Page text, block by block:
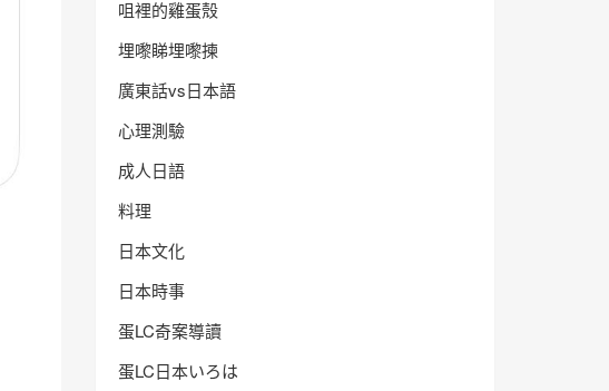
咀裡的雞蛋殼
埋嚟睇埋嚟揀
廣東話vs日本語
心理測驗
成人日語
料理
日本文化
日本時事
蛋LC奇案導讀
蛋LC日本いろは